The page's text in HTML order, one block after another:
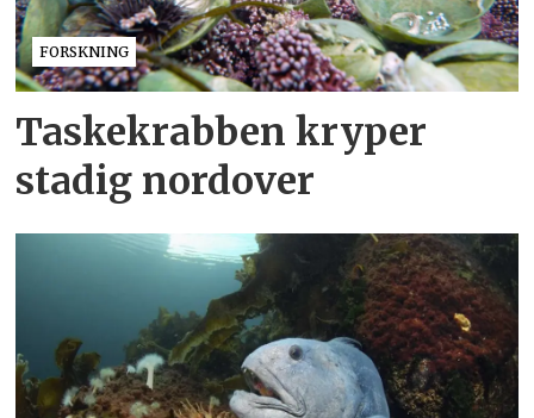
FORSKNING
Taskekrabben kryper
stadig nordover